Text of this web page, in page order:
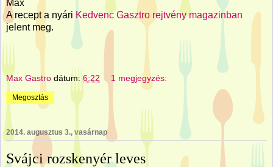
Max
A recept a nyári Kedvenc Gasztro rejtvény magazinban
jelent meg.
Max Gastro dátum:6:22 1 megjegyzés:
Megosztás
2014. augusztus 3., vasárnap
Svájci rozskenyér leves